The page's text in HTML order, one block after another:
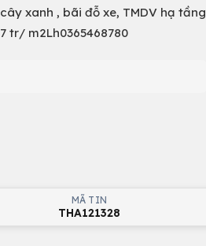
xanh , bãi đỗ xe, TMDV hạ tầng
tr/ m2Lh0365468780
MÃ TIN
THA121328